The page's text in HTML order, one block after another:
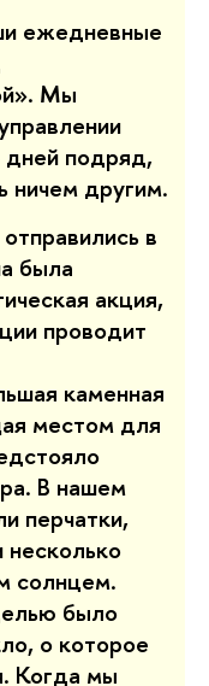
ежедневные
». Мы
дней подряд,
ничем другим.
в
была
акция,
проводит
каменная
местом для
В нашем
перчатки,
солнцем.
было
о которое
Когда мы